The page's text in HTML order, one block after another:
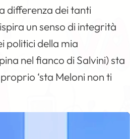
differenza dei tanti
un senso di integrità
politici della mia
nel fianco di Salvini) sta
‘sta Meloni non ti